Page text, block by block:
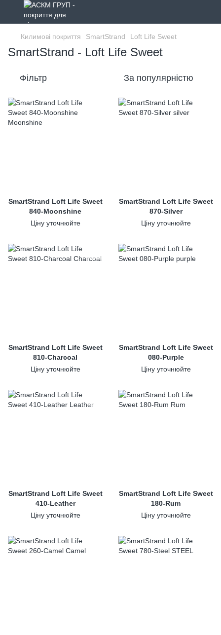
Килимові покриття SmartStrand Loft Life Sweet
SmartStrand - Loft Life Sweet
Фільтр За популярністю
SmartStrand Loft Life Sweet
840-Moonshine
Ціну уточнюйте
SmartStrand Loft Life Sweet
870-Silver
Ціну уточнюйте
SmartStrand Loft Life Sweet
810-Charcoal
Ціну уточнюйте
SmartStrand Loft Life Sweet
080-Purple
Ціну уточнюйте
SmartStrand Loft Life Sweet
410-Leather
Ціну уточнюйте
SmartStrand Loft Life Sweet
180-Rum
Ціну уточнюйте